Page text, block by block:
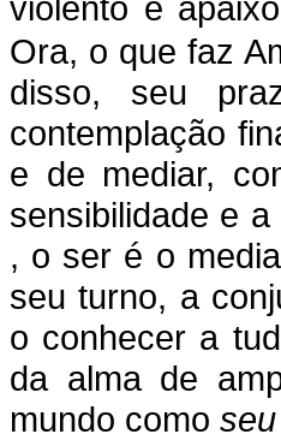
Ora, o que faz
disso, seu
contemplação
e de mediar,
sensibilidade e
, o ser é o
seu turno, a
o conhecer a
da alma de
mundo como seu